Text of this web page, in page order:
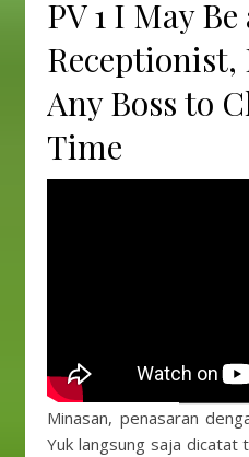
PV 1 I May
Receptionist,
Any Boss to
Time
Minasan, penasaran
Yuk langsung saja dicatat